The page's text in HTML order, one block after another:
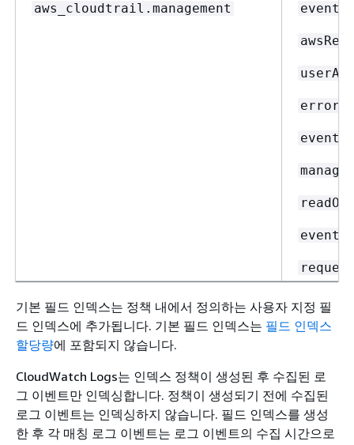
aws_cloudtrail.management
기본 필드 인덱스는 정책 내에서 정의하는 사용자 지정 필
드 인덱스에 추가됩니다. 기본 필드 인덱스는 필드 인덱스
할당량에 포함되지 않습니다.
CloudWatch Logs는 인덱스 정책이 생성된 후 수집된 로
그 이벤트만 인덱싱합니다. 정책이 생성되기 전에 수집된
로그 이벤트는 인덱싱하지 않습니다. 필드 인덱스를 생성
한 후 각 매칭 로그 이벤트는 로그 이벤트의 수집 시간으로